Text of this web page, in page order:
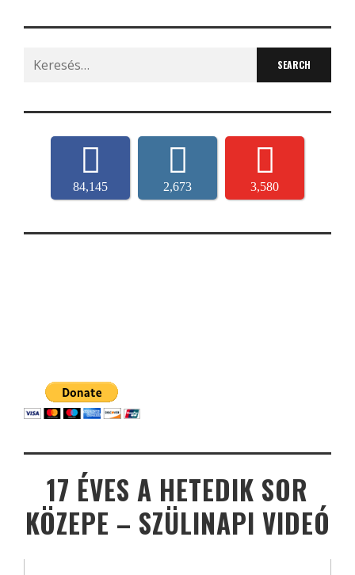
Search
for:
84,145 2,673 3,580
17 ÉVES A HETEDIK SOR
KÖZEPE – SZÜLINAPI VIDEÓ